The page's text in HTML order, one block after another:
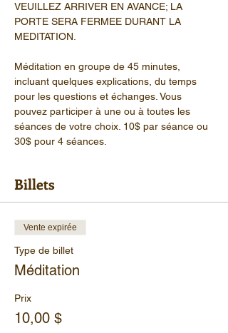
VEUILLEZ ARRIVER EN AVANCE; LA
PORTE SERA FERMEE DURANT LA
MEDITATION.
Méditation en groupe de 45 minutes,
incluant quelques explications, du temps
pour les questions et échanges. Vous
pouvez participer à une ou à toutes les
séances de votre choix. 10$ par séance ou
30$ pour 4 séances.
Billets
Vente expirée
Type de billet
Méditation
Prix
10,00 $